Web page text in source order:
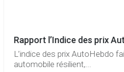
Rapport l’Indice des prix
L’indice des prix AutoHebdo
automobile résilient,...